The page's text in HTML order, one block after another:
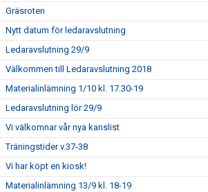
Gräsroten
Nytt datum för ledaravslutning
Ledaravslutning 29/9
Välkommen till Ledaravslutning 2018
Materialinlämning 1/10 kl. 17.30-19
Ledaravslutning lör 29/9
Vi välkomnar vår nya kanslist
Träningstider v.37-38
Vi har köpt en kiosk!
Materialinlämning 13/9 kl. 18-19